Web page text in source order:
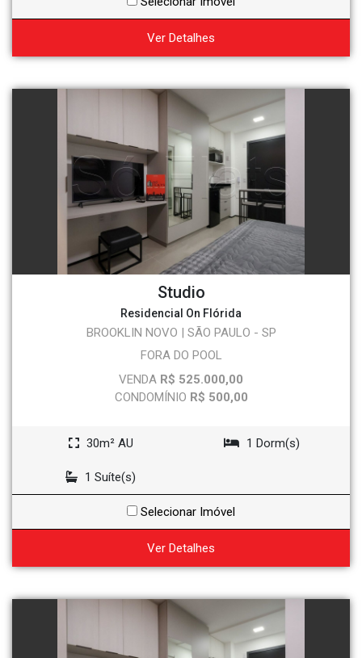
Ver Detalhes
Studio
Residencial On Flórida
BROOKLIN NOVO | SÃO PAULO - SP
FORA DO POOL
VENDA R$ 525.000,00
CONDOMÍNIO R$ 500,00
30m² AU 1 Dorm(s)
1 Suíte(s)
Selecionar Imóvel
Ver Detalhes